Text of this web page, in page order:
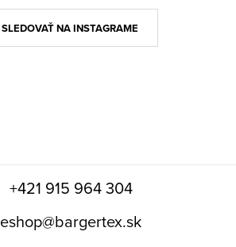
+421 915 964 304
eshop@bargertex.sk
SLEDOVAŤ NA INSTAGRAME